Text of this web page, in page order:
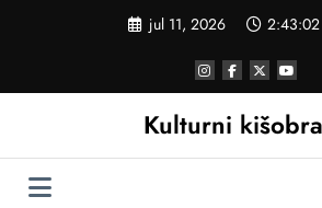
jul 11, 2026
Kulturni